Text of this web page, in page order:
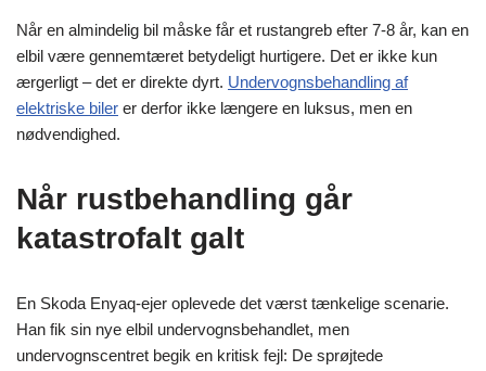
Når en almindelig bil måske får et rustangreb efter 7-8 år, kan en
elbil være gennemtæret betydeligt hurtigere. Det er ikke kun
ærgerligt – det er direkte dyrt. Undervognsbehandling af
elektriske biler er derfor ikke længere en luksus, men en
nødvendighed.
Når rustbehandling går
katastrofalt galt
En Skoda Enyaq-ejer oplevede det værst tænkelige scenarie.
Han fik sin nye elbil undervognsbehandlet, men
undervognscentret begik en kritisk fejl: De sprøjtede